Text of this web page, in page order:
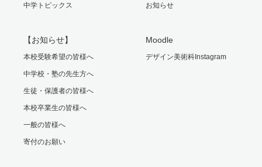
中学トピックス お知らせ
【お知らせ】
本校受験希望の皆様へ
中学校・塾の先生方へ
生徒・保護者の皆様へ
本校卒業生の皆様へ
一般の皆様へ
寄付のお願い
Moodle
デザイン美術科Instagram